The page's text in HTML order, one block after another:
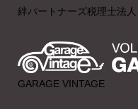
絆パートナーズ税理士法人
GARAGE VINTAGE